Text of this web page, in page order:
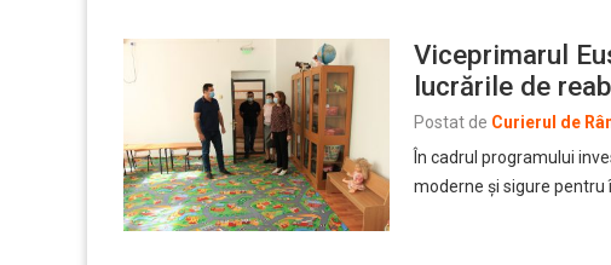
Viceprimarul
lucrările de
Postat de Curierul de
În cadrul programului
moderne şi sigure pentru